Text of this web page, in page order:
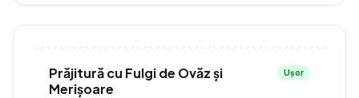
Prăjitură cu Fulgi de Ovăz și
Merișoare
Ușor